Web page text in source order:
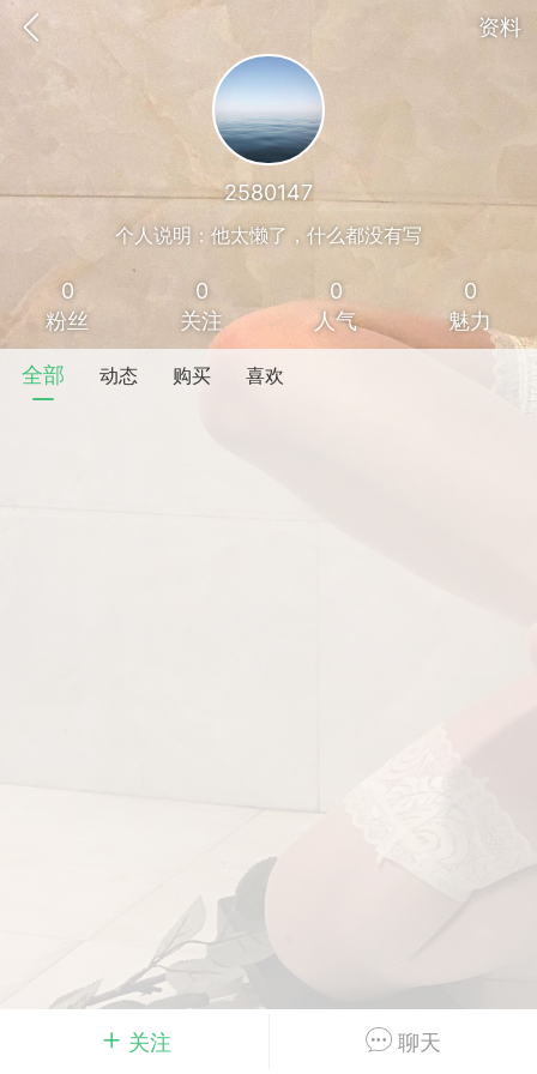
资料
关注 聊天
2580147
个人说明：他太懒了，什么都没有写
0
粉丝
0
关注
0
人气
0
魅力
全部 动态 购买 喜欢